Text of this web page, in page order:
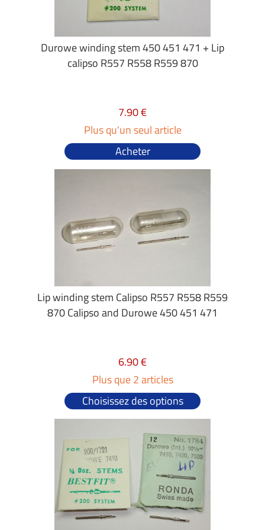
Durowe winding stem 450 451 471 + Lip
calipso R557 R558 R559 870
7.90 €
Plus qu'un seul article
Acheter
Lip winding stem Calipso R557 R558 R559
870 Calipso and Durowe 450 451 471
6.90 €
Plus que 2 articles
Choisissez des options